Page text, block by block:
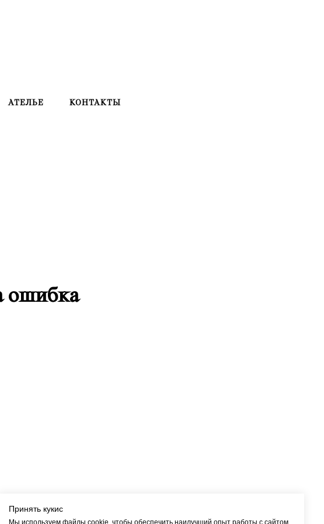
АТЕЛЬЕ КОНТАКТЫ
Принять кукис
ошибка